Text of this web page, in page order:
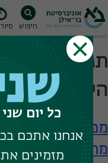
Skip
to
content
חיפוש
תגית חיפוש:
הילד
מפגש עם
מתקדמים
כל יום שני
אנחנו אתכם
מזמינים